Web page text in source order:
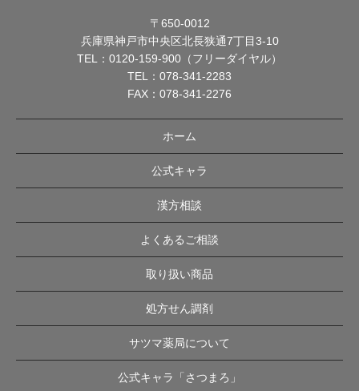
〒650-0012
兵庫県神戸市中央区北長狭通7丁目3-10
TEL： 0120-159-900（フリーダイヤル）
TEL： 078-341-2283
FAX：078-341-2276
ホーム
公式キャラ
漢方相談
よくあるご相談
取り扱い商品
処方せん調剤
サツマ薬局について
公式キャラ「さつまろ」